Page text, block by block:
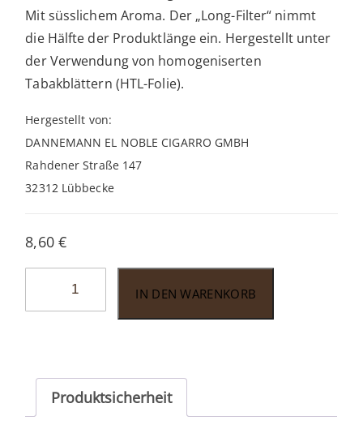
Mit süsslichem Aroma. Der „Long-Filter“ nimmt
die Hälfte der Produktlänge ein. Hergestellt unter
der Verwendung von homogeniserten
Tabakblättern (HTL-Folie).
Hergestellt von:
DANNEMANN EL NOBLE CIGARRO GMBH
Rahdener Straße 147
32312 Lübbecke
8,60 €
20er
Menge
IN DEN WARENKORB
Produktsicherheit